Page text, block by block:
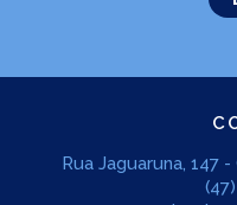
Rua Jaguaruna, 147